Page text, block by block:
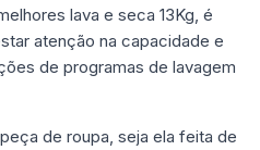
lava e seca 13Kg, é
atenção na capacidade e
de programas de lavagem
de roupa, seja ela feita de